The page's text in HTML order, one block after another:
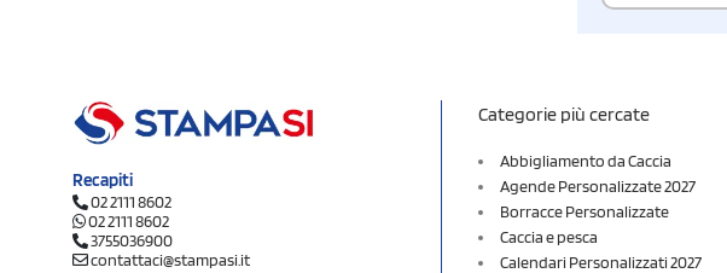
Recapiti
02 2111 8602
02 2111 8602
3755036900
contattaci@stampasi.it
Categorie più cercate
Abbigliamento da Caccia
Agende Personalizzate 2027
Borracce Personalizzate
Caccia e pesca
Calendari Personalizzati 2027